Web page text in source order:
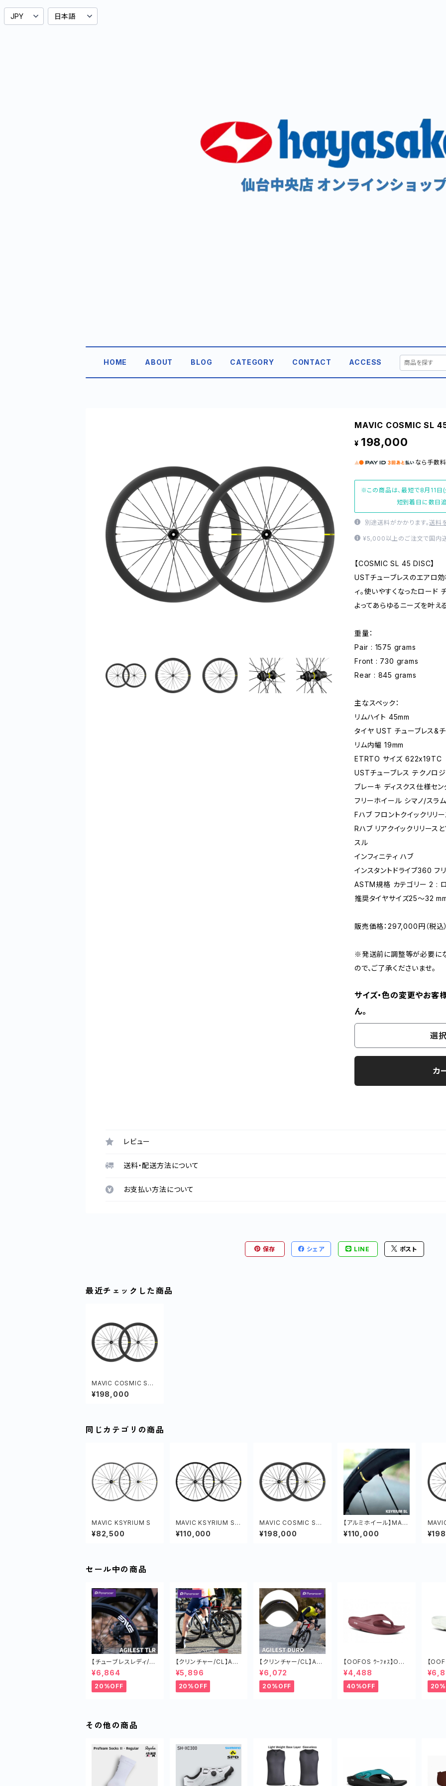
HOME ABOUT BLOG CATEGORY CONTACT ACCESS
MAVIC COSMIC SL
¥ 198,000
なら 手数
※この商品は、最短で8月11日(
短到着日に数日
別途送料がかかります。送料
¥5,000以上のご注文で国内
【COSMIC SL 45 DISC】
USTチューブレスのエアロ効
ィ。使いやすくなったロード
よってあらゆるニーズを叶え
重量：
Pair : 1575 grams
Front : 730 grams
Rear : 845 grams
主なスペック：
リムハイト 45mm
タイヤ UST チューブレス&
リム内幅 19mm
ETRTO サイズ 622x19TC
USTチューブレス テクノロ
ブレーキ ディスクス仕様セ
フリーホイール シマノ/スラム
Fハブ フロントクイックリリ
Rハブ リアクイックリリース
スル
インフィニティ ハブ
インスタントドライブ360 フ
ASTM規格 カテゴリー 2 :
推奨タイヤサイズ25～32
販売価格：297,000円（税込
※発送前に調整等が必要に
ので、ご了承くださいませ。
サイズ・色の変更やお客
ん。
選
カ
レビュー
送料・配送方法について
お支払い方法について
保存 シェア LINE ポスト
最近チェックした商品
MAVIC COSMIC SL
45 DISC
¥198,000
同じカテゴリの商品
MAVIC KSYRIUM S
¥82,500
MAVIC KSYRIUM SL
DISC
¥110,000
MAVIC COSMIC SL
40
¥198,000
【アルミホイール】MAVI
C キシリウム SL 前後
セット 軽量 オールラウ
¥110,000
32
セール中の商品
【チューブレスレディ/T
LR】AGILEST TLR タ
イヤ オールラウンド ロ
ードバイク 軽い
¥6,864
20%OFF
【クリンチャー/CL】AGI
LEST タイヤ オールラ
ウンド ロードバイク 軽
い チューブド
¥5,896
20%OFF
【クリンチャー/CL】AGI
LEST DURO タイヤ ロ
ードバイク ツーリング
チューブド 軽い
¥6,072
20%OFF
【OOFOS ｳｰﾌｫｽ】OOri
ginalｳｰｵﾘｼﾞﾅﾙ MARS
RED
¥4,488
40%OFF
【
ginalｳｰ
IC
その他の商品